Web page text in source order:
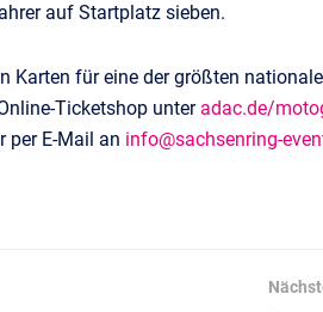
auf Startplatz sieben.
Karten für eine der größten
Ticketshop unter adac.de/
per E-Mail an info@sachsenring-